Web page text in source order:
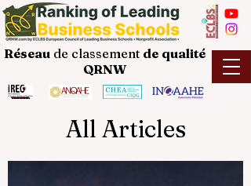
Réseau de classement de qualité
QRNW
All Articles